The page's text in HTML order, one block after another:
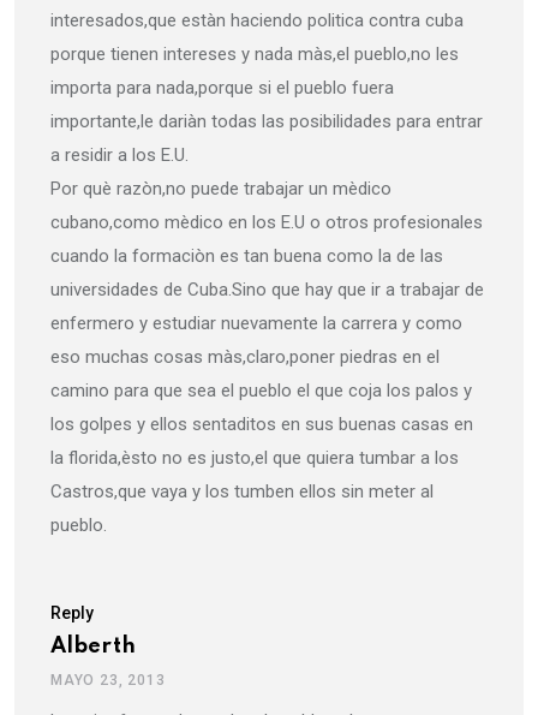
interesados,que estàn haciendo politica contra cuba
porque tienen intereses y nada màs,el pueblo,no les
importa para nada,porque si el pueblo fuera
importante,le dariàn todas las posibilidades para entrar
a residir a los E.U.
Por què razòn,no puede trabajar un mèdico
cubano,como mèdico en los E.U o otros profesionales
cuando la formaciòn es tan buena como la de las
universidades de Cuba.Sino que hay que ir a trabajar de
enfermero y estudiar nuevamente la carrera y como
eso muchas cosas màs,claro,poner piedras en el
camino para que sea el pueblo el que coja los palos y
los golpes y ellos sentaditos en sus buenas casas en
la florida,èsto no es justo,el que quiera tumbar a los
Castros,que vaya y los tumben ellos sin meter al
pueblo.
Reply
Alberth
MAYO 23, 2013